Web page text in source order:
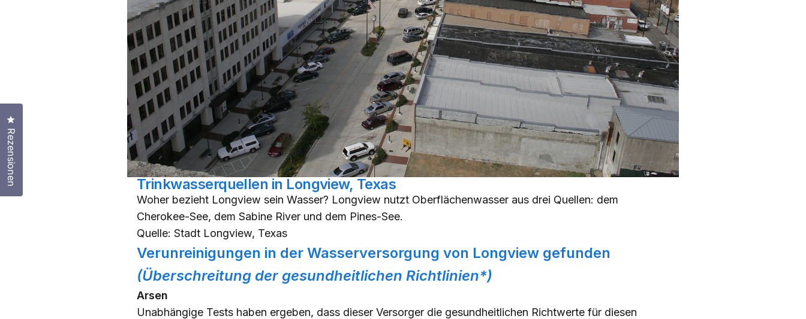
Trinkwasserquellen in Longview, Texas
Woher bezieht Longview sein Wasser? Longview nutzt Oberflächenwasser aus drei Quellen: dem
Cherokee-See, dem Sabine River und dem Pines-See.
Quelle: Stadt Longview, Texas
Verunreinigungen in der Wasserversorgung von Longview gefunden
(Überschreitung der gesundheitlichen Richtlinien*)
Arsen
Unabhängige Tests haben ergeben, dass dieser Versorger die gesundheitlichen Richtwerte für diesen
Rezensionen
Klicken Sie, um den Bewertungsdialog zu öffnen